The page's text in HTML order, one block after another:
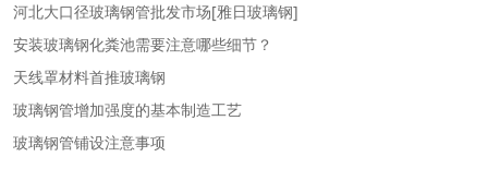
河北大口径玻璃钢管批发市场[雅日玻璃钢]
安装玻璃钢化粪池需要注意哪些细节？
天线罩材料首推玻璃钢
玻璃钢管增加强度的基本制造工艺
玻璃钢管铺设注意事项